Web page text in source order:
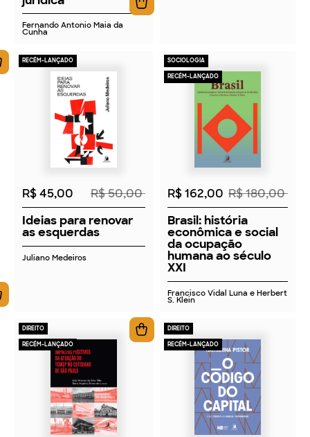
Fernando Antonio Maia da
Cunha
RECÉM-LANÇADO
2026
R$ 45,00
R$ 50,00
Ideias para renovar
as esquerdas
Juliano Medeiros
SOCIOLOGIA
RECÉM-LANÇADO
2026
R$ 162,00 R$ 180,00
Brasil: história
econômica e social
da ocupação
humana ao século
XXI
Francisco Vidal Luna e Herbert
S. Klein
DIREITO
RECÉM-LANÇADO
2026
DIREITO
RECÉM-LANÇADO
2026